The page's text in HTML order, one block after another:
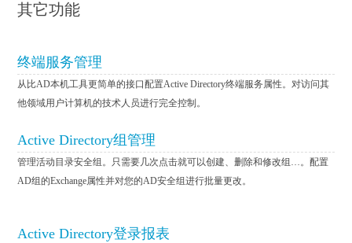
其它功能
终端服务管理
从比AD本机工具更简单的接口配置Active Directory终端服务属性。对访问其
他领域用户计算机的技术人员进行完全控制。
Active Directory组管理
管理活动目录安全组。只需要几次点击就可以创建、删除和修改组…。配置
AD组的Exchange属性并对您的AD安全组进行批量更改。
Active Directory登录报表